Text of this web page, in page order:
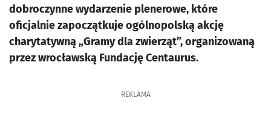
dobroczynne wydarzenie plenerowe, które
oficjalnie zapoczątkuje ogólnopolską akcję
charytatywną „Gramy dla zwierząt”, organizowaną
przez wrocławską Fundację Centaurus.
REKLAMA